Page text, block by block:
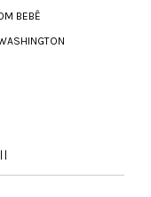
BEBÊ